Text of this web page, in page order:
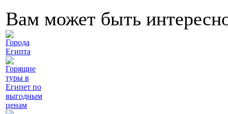
Вам может быть
Города
Египта
Горящие
туры в
Египет по
выгодным
ценам